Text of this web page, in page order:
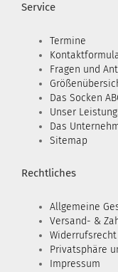
Service
Termine
Fragen und
Das Socken
Unser
Das
Sitemap
Rechtliches
Allgemeine
Versand- &
Privatsphäre
Impressum